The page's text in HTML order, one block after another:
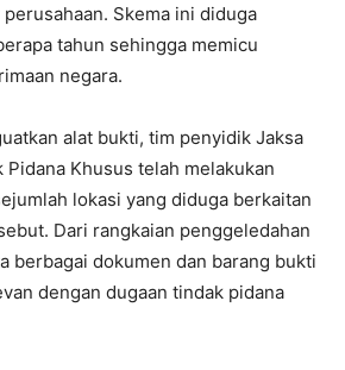
Skema ini diduga
tahun sehingga memicu
negara.​
alat bukti, tim penyidik Jaksa
Pidana Khusus telah melakukan
lokasi yang diduga berkaitan
Dari rangkaian penggeledahan
berbagai dokumen dan barang bukti
dengan dugaan tindak pidana